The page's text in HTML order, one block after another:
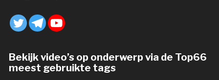
Bekijk video’s op onderwerp via de Top66
meest gebruikte tags